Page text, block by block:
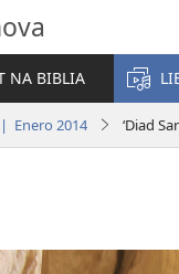
NA BIBLIA
Enero 2014 ‘Diad